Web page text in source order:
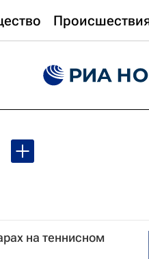
на теннисном